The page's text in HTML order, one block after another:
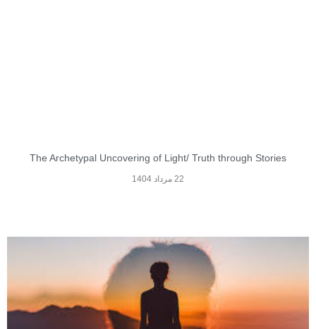
The Archetypal Uncovering of Light/ Truth through Stories
22 مرداد 1404